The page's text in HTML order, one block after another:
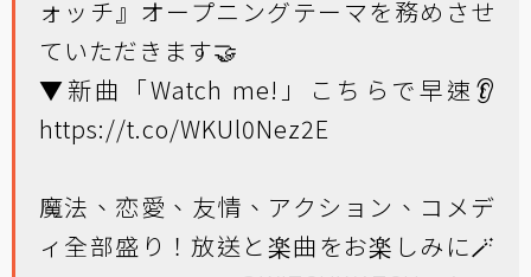
ォッチ』オープニングテーマを務めさせ
ていただきます🤝
▼新曲「Watch me!」こちらで早速👂
https://t.co/WKUl0Nez2E
魔法、恋愛、友情、アクション、コメデ
ィ全部盛り！放送と楽曲をお楽しみに🪄